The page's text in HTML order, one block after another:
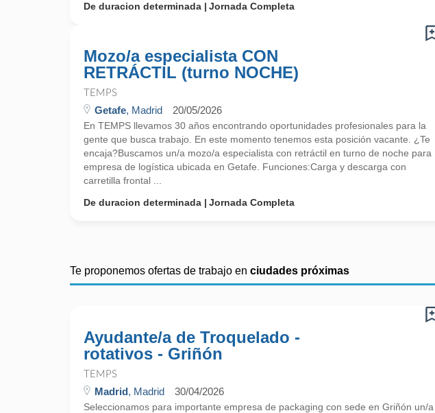
De duracion determinada
Jornada Completa
Mozo/a especialista CON
RETRÁCTIL (turno NOCHE)
TEMPS
Getafe, Madrid 20/05/2026
En TEMPS llevamos 30 años encontrando oportunidades profesionales para la
gente que busca trabajo. En este momento tenemos esta posición vacante. ¿Te
encaja?Buscamos un/a mozo/a especialista con retráctil en turno de noche para
empresa de logística ubicada en Getafe. Funciones:Carga y descarga con
carretilla frontal ...
De duracion determinada
Jornada Completa
Te proponemos ofertas de trabajo en ciudades próximas
Ayudante/a de Troquelado -
rotativos - Griñón
TEMPS
Madrid, Madrid 30/04/2026
Seleccionamos para importante empresa de packaging con sede en Griñón un/a